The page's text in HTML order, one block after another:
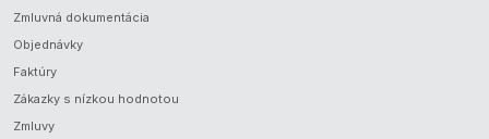
Zmluvná dokumentácia
Objednávky
Faktúry
Zákazky s nízkou hodnotou
Zmluvy